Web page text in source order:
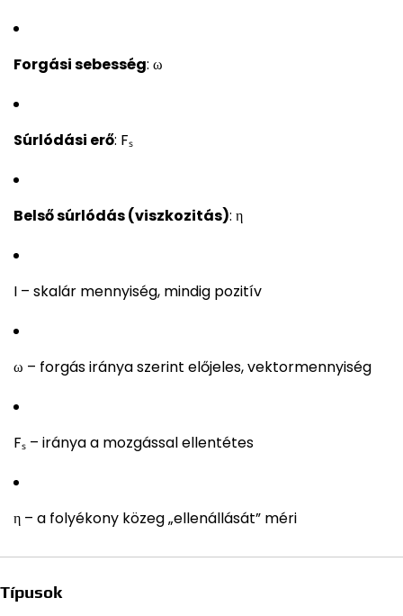
Forgási sebesség: ω
Súrlódási erő: Fₛ
Belső súrlódás (viszkozitás): η
I – skalár mennyiség, mindig pozitív
ω – forgás iránya szerint előjeles, vektormennyiség
Fₛ – iránya a mozgással ellentétes
η – a folyékony közeg „ellenállását” méri
Típusok